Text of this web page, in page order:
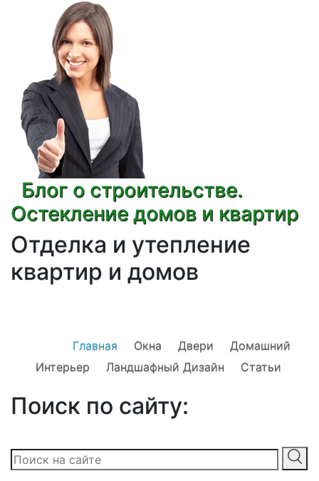
Блог о строительстве.
Остекление домов и квартир
Отделка и утепление
квартир и домов
Главная Окна Двери
Домашний
Интерьер
Ландшафный Дизайн Статьи
Поиск по сайту: